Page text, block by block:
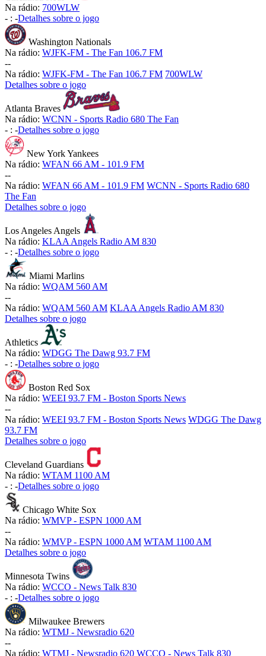
Na rádio: 700WLW
- : -Detalhes sobre o jogo
Washington Nationals
Na rádio: WJFK-FM - The Fan 106.7 FM
--
Na rádio: WJFK-FM - The Fan 106.7 FM 700WLW
Detalhes sobre o jogo
Atlanta Braves
Na rádio: WCNN - Sports Radio 680 The Fan
- : -Detalhes sobre o jogo
New York Yankees
Na rádio: WFAN 66 AM - 101.9 FM
--
Na rádio: WFAN 66 AM - 101.9 FM WCNN - Sports Radio 680
The Fan
Detalhes sobre o jogo
Los Angeles Angels
Na rádio: KLAA Angels Radio AM 830
- : -Detalhes sobre o jogo
Miami Marlins
Na rádio: WQAM 560 AM
--
Na rádio: WQAM 560 AM KLAA Angels Radio AM 830
Detalhes sobre o jogo
Athletics
Na rádio: WDGG The Dawg 93.7 FM
- : -Detalhes sobre o jogo
Boston Red Sox
Na rádio: WEEI 93.7 FM - Boston Sports News
--
Na rádio: WEEI 93.7 FM - Boston Sports News WDGG The Dawg
93.7 FM
Detalhes sobre o jogo
Cleveland Guardians
Na rádio: WTAM 1100 AM
- : -Detalhes sobre o jogo
Chicago White Sox
Na rádio: WMVP - ESPN 1000 AM
--
Na rádio: WMVP - ESPN 1000 AM WTAM 1100 AM
Detalhes sobre o jogo
Minnesota Twins
Na rádio: WCCO - News Talk 830
- : -Detalhes sobre o jogo
Milwaukee Brewers
Na rádio: WTMJ - Newsradio 620
--
Na rádio: WTMJ - Newsradio 620 WCCO - News Talk 830